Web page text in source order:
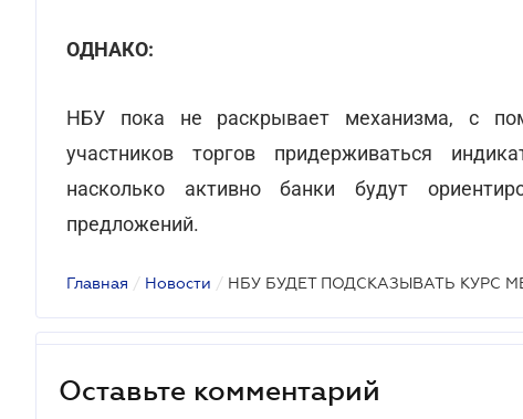
ОДНАКО:
НБУ пока не раскрывает механизма, с
участников торгов придерживаться
насколько активно банки будут
предложений.
Главная / Новости / НБУ БУДЕТ ПОДСКАЗЫВАТЬ КУРС
Оставьте комментарий